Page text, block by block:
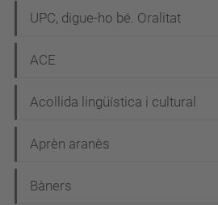
UPC, digue-ho bé. Oralitat
ACE
Acollida lingüística i cultural
Aprèn aranès
Bàners